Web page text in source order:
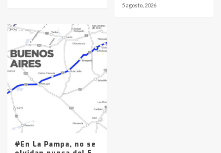
5 agosto, 2026
#En La Pampa, no se